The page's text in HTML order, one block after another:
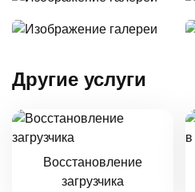
Другие услуги
Восстановление
загрузчика